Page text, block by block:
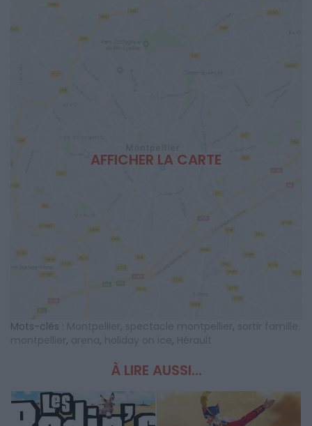
AFFICHER LA CARTE
Mots-clés : , ,
, , ,
À LIRE AUSSI...